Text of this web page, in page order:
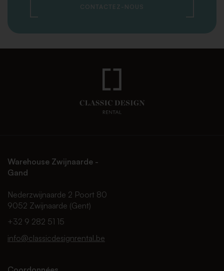
CONTACTEZ-NOUS
Warehouse Zwijnaarde -
Gand
Nederzwijnaarde 2 Poort 80
9052 Zwijnaarde (Gent)
+32 9 282 51 15
info@classicdesignrental.be